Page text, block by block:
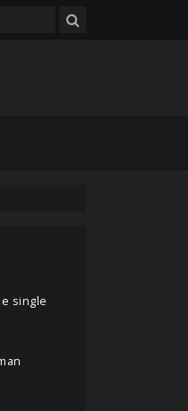
single